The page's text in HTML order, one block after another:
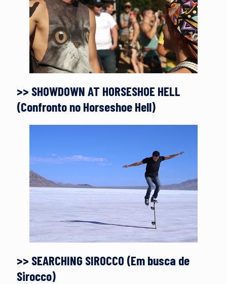
>> SHOWDOWN AT HORSESHOE HELL
(Confronto no Horseshoe Hell)
>> SEARCHING SIROCCO (Em busca de
Sirocco)